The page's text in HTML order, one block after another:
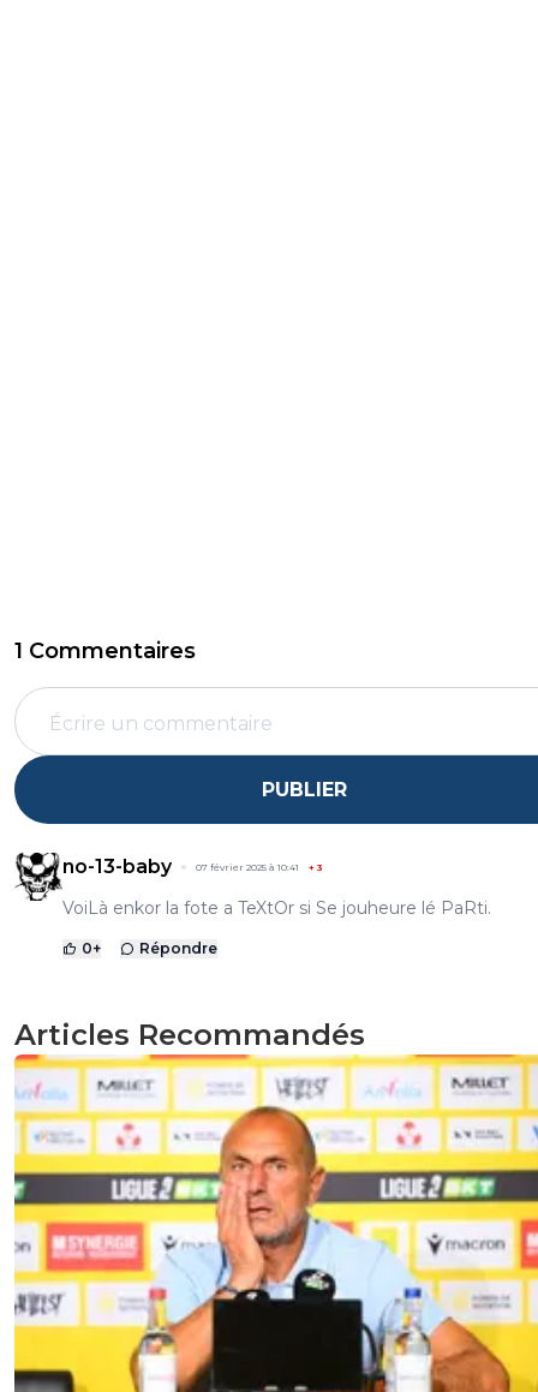
1 Commentaires
PUBLIER
no-13-baby 07 février 2025 à 10:41 + 3
VoiLà enkor la fote a TeXtOr si Se jouheure lé PaRti.
0+ Répondre
Articles Recommandés